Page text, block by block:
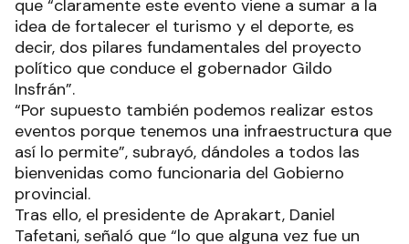
que “claramente este evento viene a sumar a la
idea de fortalecer el turismo y el deporte, es
decir, dos pilares fundamentales del proyecto
político que conduce el gobernador Gildo
Insfrán”.
“Por supuesto también podemos realizar estos
eventos porque tenemos una infraestructura que
así lo permite”, subrayó, dándoles a todos las
bienvenidas como funcionaria del Gobierno
provincial.
Tras ello, el presidente de Aprakart, Daniel
Tafetani, señaló que “lo que alguna vez fue un